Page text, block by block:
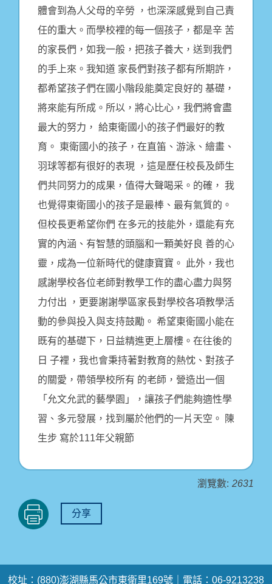
體會到為人父母的辛勞 ，也深深感覺到自己責
任的重大。而學校裡的每一個孩子，都是辛 苦
的家長們，如我一般，把孩子養大，送到我們
的手上來。我知道 家長們對孩子都有所期許，
都希望孩子們在國小階段能奠定良好的 基礎，
將來能有所成。所以，將心比心，我們將會盡
最大的努力， 給東衛國小的孩子們最好的教
育。 東衛國小的孩子，在直笛、游泳、繪畫、
羽球等都有很好的表現 ，這是歷任校長及師生
們共同努力的成果，值得大聲喝采。的確， 我
也覺得東衛國小的孩子是最棒、最有氣質的。
但校長更希望你們 在多元的技能外，還能有充
實的內涵、有智慧的頭腦和一顆美好良 善的心
靈，成為一位新時代的健康寶寶。 此外，我也
感謝學校各位老師對教學工作的盡心盡力與努
力付出 ，更要謝謝學區家長對學校各項教學活
動的參與投入與支持鼓勵。 希望東衛國小能在
既有的基礎下，日益精進更上層樓。在往後的
日 子裡，我也會秉持著對教育的熱忱、對孩子
的關愛，帶領學校所有 的老師，營造出一個
「允文允武的藝學園」，讓孩子們能夠適性學
習、多元發展，找到屬於他們的一片天空。 陳
生步 寫於111年父親節
瀏覽數: 2631
分享
校址：(880)澎湖縣馬公市東衛里169號｜電話：06-9213238